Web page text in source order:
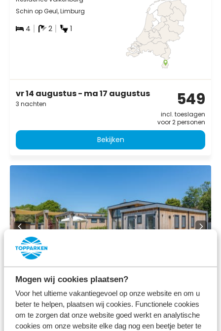
Mogen wij cookies plaatsen?
Voor het ultieme vakantiegevoel op onze website en om u
beter te helpen, plaatsen wij cookies. Functionele cookies
om te zorgen dat onze website goed werkt en analytische
cookies om onze website elke dag nog een beetje beter te
Schin op Geul, Limburg
4 2 1
vr 14 augustus - ma 17 augustus
3 nachten 549
incl. toeslagen
voor 2 personen
Bekijken
Z Module 4 personen
Résidence Valkenburg
Schin op Geul, Limburg